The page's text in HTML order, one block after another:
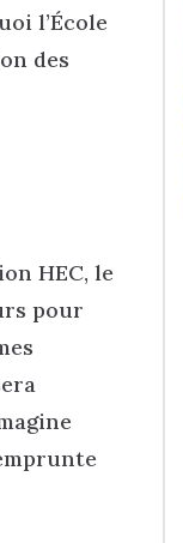
l’École
des
HEC, le
pour